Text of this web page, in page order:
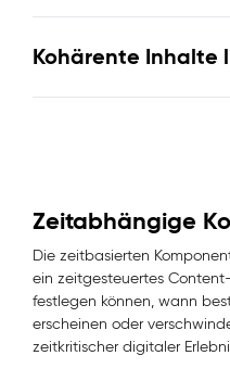
Kohärente Inhalte
Zeitabhängige
Die zeitbasierten
ein zeitgesteuertes
festlegen können, wann
erscheinen oder
zeitkritischer digitaler